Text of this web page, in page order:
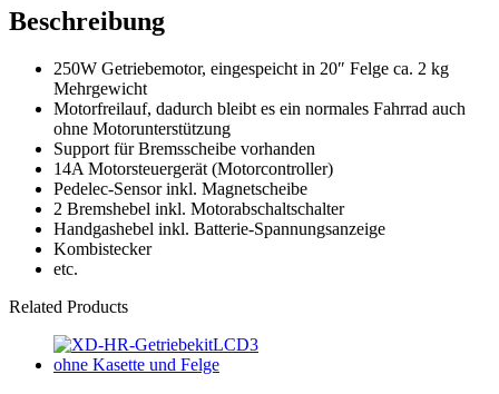
Beschreibung
250W Getriebemotor, eingespeicht in 20″ Felge ca. 2 kg
Mehrgewicht
Motorfreilauf, dadurch bleibt es ein normales Fahrrad auch
ohne Motorunterstützung
Support für Bremsscheibe vorhanden
14A Motorsteuergerät (Motorcontroller)
Pedelec-Sensor inkl. Magnetscheibe
2 Bremshebel inkl. Motorabschaltschalter
Handgashebel inkl. Batterie-Spannungsanzeige
Kombistecker
etc.
Related Products